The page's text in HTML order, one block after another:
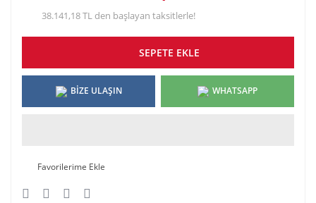
38.141,18 TL den başlayan taksitlerle!
SEPETE EKLE
BİZE ULAŞIN WHATSAPP